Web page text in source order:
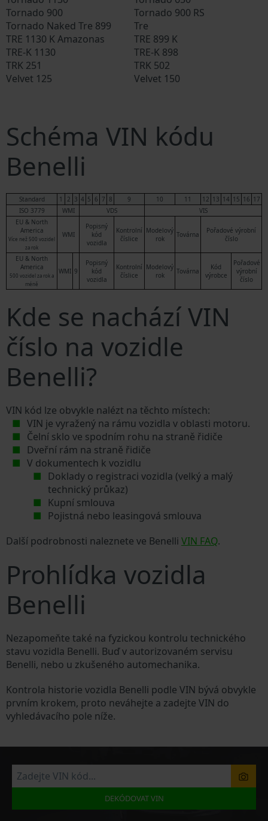
Tornado 900
Tornado 900 RS
Tornado Naked Tre 899
Tre
TRE 1130 K Amazonas
TRE 899 K
TRE-K 1130
TRE-K 898
TRK 251
TRK 502
Velvet 125
Velvet 150
Schéma VIN kódu
Benelli
Standard 1 2 3 4 5 6 7 8 9 10 11 12 13 14 15 16 17
ISO 3779
WMI VDS
VIS
EU & North
America
Více než 500 vozidel
za rok
WMI
Popisný
kód
vozidla
Kontrolní
číslice
Modelový
rok
Továrna
Pořadové výrobní
číslo
EU & North
America
500 vozidel za rok a
méně
WMI 9
Popisný
kód
vozidla
Kontrolní
číslice
Modelový
rok
Továrna
Kód
výrobce
Pořadové
výrobní
číslo
Kde se nachází VIN
číslo na vozidle
Benelli?
VIN kód lze obvykle nalézt na těchto místech:
VIN je vyražený na rámu vozidla v oblasti motoru.
Čelní sklo ve spodním rohu na straně řidiče
Dveřní rám na straně řidiče
V dokumentech k vozidlu
Doklady o registraci vozidla (velký a malý
technický průkaz)
Kupní smlouva
Pojistná nebo leasingová smlouva
Další podrobnosti naleznete ve Benelli VIN FAQ.
Prohlídka vozidla
Benelli
Nezapomeňte také na fyzickou kontrolu technického
stavu vozidla Benelli. Buď v autorizovaném servisu
Benelli, nebo u zkušeného automechanika.
Kontrola historie vozidla Benelli podle VIN bývá obvykle
prvním krokem, proto neváhejte a zadejte VIN do
vyhledávacího pole níže.
DEKÓDOVAT VIN